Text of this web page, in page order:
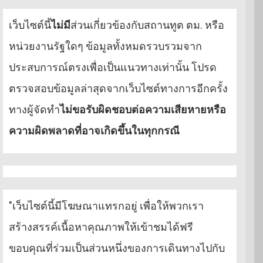
เว็บไซต์นี้ไม่มีส่วนเกี่ยวข้องกับสถานทูต ตม. หรือ
หน่วยงานรัฐใดๆ ข้อมูลทั้งหมดรวบรวมจาก
ประสบการณ์ตรงเพื่อเป็นแนวทางเท่านั้น โปรด
ตรวจสอบข้อมูลล่าสุดจากเว็บไซต์ทางการอีกครั้ง
ทางผู้จัดทำไม่ขอรับผิดชอบต่อความเสียหายหรือ
ความผิดพลาดที่อาจเกิดขึ้นในทุกกรณี
"เว็บไซต์นี้มีโฆษณาแทรกอยู่ เพื่อให้พวกเรา
สร้างสรรค์เนื้อหาคุณภาพให้เข้าชมได้ฟรี
ขอบคุณที่ร่วมเป็นส่วนหนึ่งของการเดินทางไปกับ